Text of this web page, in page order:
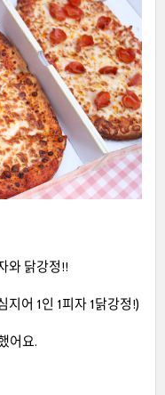
와 닭강정!!
어 1인 1피자 1닭강정!)
어요.